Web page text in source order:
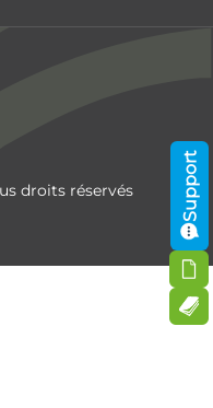
Support
droits réservés